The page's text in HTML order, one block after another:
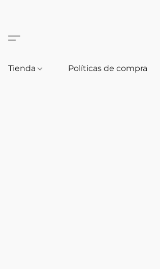
Tienda Políticas de compra